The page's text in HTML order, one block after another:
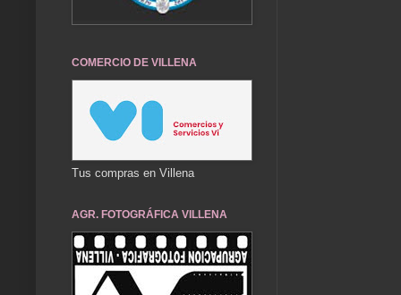
COMERCIO DE VILLENA
Tus compras en Villena
AGR. FOTOGRÁFICA VILLENA